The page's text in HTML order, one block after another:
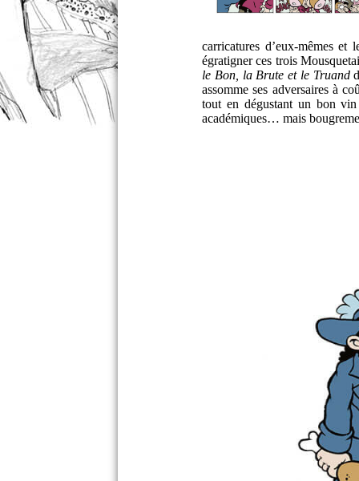
carricatures d’eux-mêmes et
égratigner ces trois
le Bon, la Brute et le Truand
assomme ses adversaires à
tout en dégustant un bon vin
académiques… mais